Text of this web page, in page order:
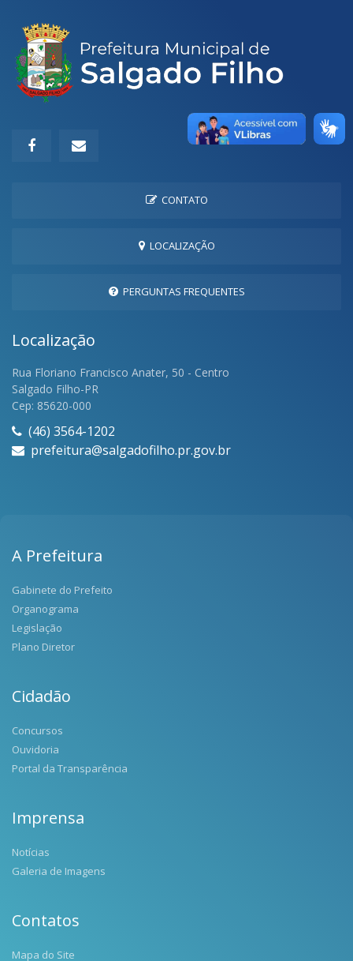
CONTATO
LOCALIZAÇÃO
PERGUNTAS FREQUENTES
Localização
Rua Floriano Francisco Anater, 50 - Centro
Salgado Filho-PR
Cep: 85620-000
(46) 3564-1202
prefeitura@salgadofilho.pr.gov.br
A Prefeitura
Gabinete do Prefeito
Organograma
Legislação
Plano Diretor
Cidadão
Concursos
Ouvidoria
Portal da Transparência
Imprensa
Notícias
Galeria de Imagens
Contatos
Mapa do Site